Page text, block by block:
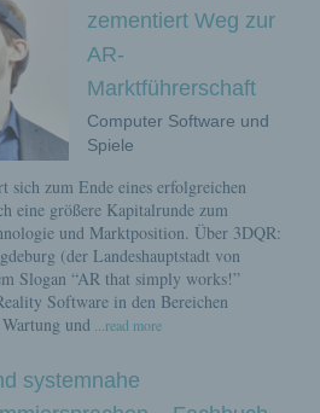
zementiert Weg zur
AR-
Marktführerschaft
Computer Software und
Spiele
sich zum Ende eines erfolgreichen
eine größere Kapitalrunde zum
und Marktposition. Über 3DQR:
(der Landeshauptstadt von
Slogan “AR that simply works!”
Software in den Bereichen
und ...read more
systemnahe